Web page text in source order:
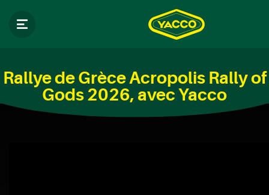
Rallye de Grèce Acropolis Rally of
Gods 2026, avec Yacco